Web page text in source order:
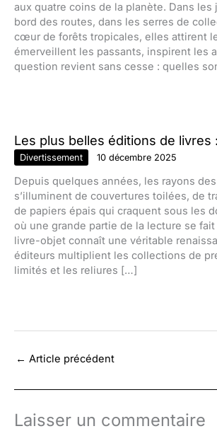
aux quatre coins de la planète. Dans les
bord des routes, dans les serres de
cœur de forêts tropicales, elles attirent
émerveillent les passants, inspirent les
question revient sans cesse : quelles
Les plus belles éditions de livres
Divertissement 10 décembre 2025
Depuis quelques années, les rayons
s’illuminent de couvertures toilées, de
de papiers épais qui craquent sous les
où une grande partie de la lecture se fait
livre-objet connaît une véritable
éditeurs multiplient les collections de
limités et les reliures […]
← Article précédent
Laisser un commentaire